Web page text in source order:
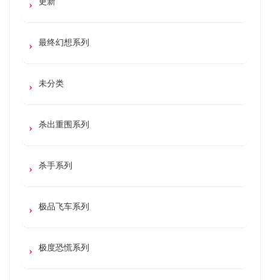
最终幻想系列
未分类
杀出重围系列
杀手系列
极品飞车系列
极度恐慌系列